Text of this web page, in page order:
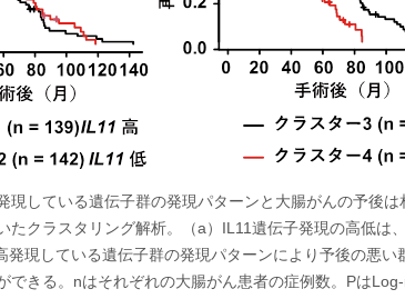
現している遺伝子群の発現パターンと大腸がんの予後は
たクラスタリング解析。（a）IL11遺伝子発現の高低は
現している遺伝子群の発現パターンにより予後の悪い
できる。nはそれぞれの大腸がん患者の症例数。PはLog-